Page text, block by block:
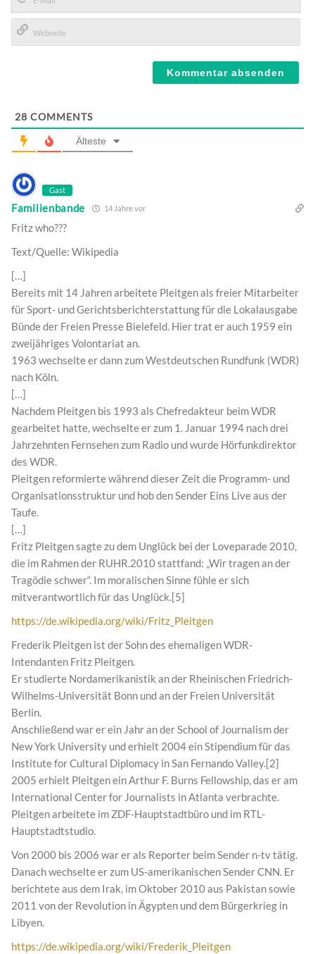
E-
Mail*
28 COMMENTS
Älteste
Gast
Familienbande 14 Jahre vor
Fritz who???
Text/Quelle: Wikipedia
[…]
Bereits mit 14 Jahren arbeitete Pleitgen als freier Mitarbeiter
für Sport- und Gerichtsberichterstattung für die Lokalausgabe
Bünde der Freien Presse Bielefeld. Hier trat er auch 1959 ein
zweijähriges Volontariat an.
1963 wechselte er dann zum Westdeutschen Rundfunk (WDR)
nach Köln.
[…]
Nachdem Pleitgen bis 1993 als Chefredakteur beim WDR
gearbeitet hatte, wechselte er zum 1. Januar 1994 nach drei
Jahrzehnten Fernsehen zum Radio und wurde Hörfunkdirektor
des WDR.
Pleitgen reformierte während dieser Zeit die Programm- und
Organisationsstruktur und hob den Sender Eins Live aus der
Taufe.
[…]
Fritz Pleitgen sagte zu dem Unglück bei der Loveparade 2010,
die im Rahmen der RUHR.2010 stattfand: „Wir tragen an der
Tragödie schwer“. Im moralischen Sinne fühle er sich
mitverantwortlich für das Unglück.[5]
https://de.wikipedia.org/wiki/Fritz_Pleitgen
Frederik Pleitgen ist der Sohn des ehemaligen WDR-
Intendanten Fritz Pleitgen.
Er studierte Nordamerikanistik an der Rheinischen Friedrich-
Wilhelms-Universität Bonn und an der Freien Universität
Berlin.
Anschließend war er ein Jahr an der School of Journalism der
New York University und erhielt 2004 ein Stipendium für das
Institute for Cultural Diplomacy in San Fernando Valley.[2]
2005 erhielt Pleitgen ein Arthur F. Burns Fellowship, das er am
International Center for Journalists in Atlanta verbrachte.
Pleitgen arbeitete im ZDF-Hauptstadtbüro und im RTL-
Hauptstadtstudio.
Von 2000 bis 2006 war er als Reporter beim Sender n-tv tätig.
Danach wechselte er zum US-amerikanischen Sender CNN. Er
berichtete aus dem Irak, im Oktober 2010 aus Pakistan sowie
2011 von der Revolution in Ägypten und dem Bürgerkrieg in
Libyen.
https://de.wikipedia.org/wiki/Frederik_Pleitgen